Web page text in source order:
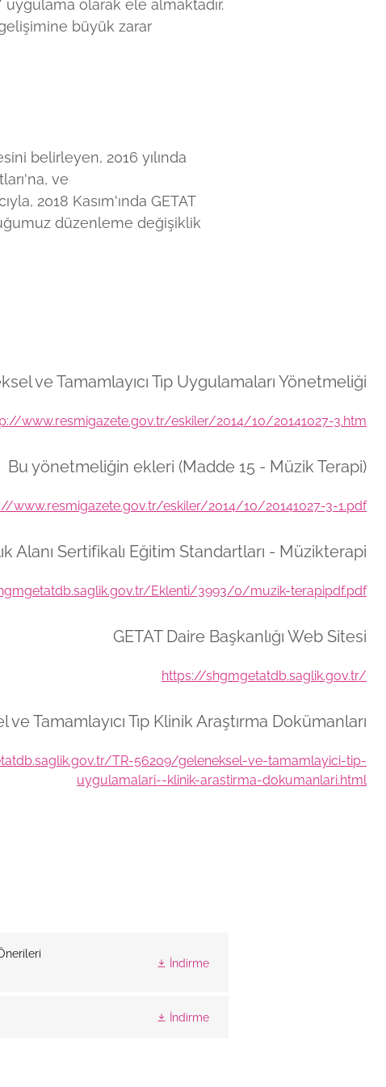
olarak ele almaktadır.
büyük zarar
belirleyen, 2016 yılında
ve
2018 Kasım'ında GETAT
düzenleme değişiklik
ve Tamamlayıcı Tıp Uygulamaları Yönetmeliği
www.resmigazete.gov.tr/eskiler/2014/10/20141027-3.htm
Bu yönetmeliğin ekleri (Madde 15 - Müzik Terapi)
www.resmigazete.gov.tr/eskiler/2014/10/20141027-3-1.pdf
Alanı Sertifikalı Eğitim Standartları - Müzikterapi
Eklenti/3993/0/muzik-terapipdf.pdf
GETAT Daire Başkanlığı Web Sitesi
https://shgmgetatdb.saglik.gov.tr/
ve Tamamlayıcı Tıp Klinik Araştırma Dokümanları
TR-56209/geleneksel-ve-tamamlayici-tip-
uygulamalari--klinik-arastirma-dokumanlari.html
İndirme
İndirme